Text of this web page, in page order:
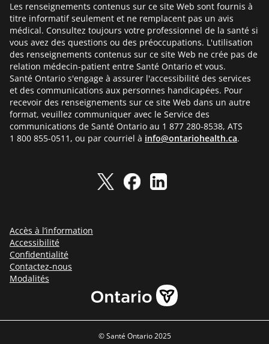
Les renseignements contenus sur ce site Web sont fournis à
titre informatif seulement et ne remplacent pas un avis
médical. Consultez toujours votre professionnel de la santé si
vous avez des questions ou des préoccupations. L'utilisation
des renseignements contenus sur ce site Web ne crée pas de
relation médecin-patient entre Santé Ontario et vous.
Santé Ontario s'engage à assurer l'accessibilité des services
et des communications aux personnes handicapées. Pour
recevoir des renseignements sur ce site Web dans un autre
format, veuillez communiquer avec le Service des
communications de Santé Ontario au 1 877 280-8538, ATS
1 800 855-0511, ou par courriel à info@ontariohealth.ca.
Accès à l’information
Accessibilité
Confidentialité
Contactez-nous
Modalités
© Santé Ontario 2025